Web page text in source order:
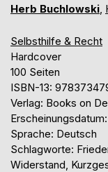
Herb Buchlowski
Selbsthilfe & Recht
Hardcover
100 Seiten
ISBN-13:
Verlag: Books on
Sprache: Deutsch
Schlagworte:
Widerstand,